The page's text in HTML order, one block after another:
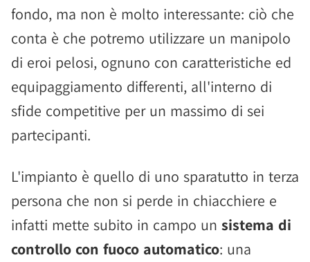
fondo, ma non è molto interessante: ciò che
conta è che potremo utilizzare un manipolo
di eroi pelosi, ognuno con caratteristiche ed
equipaggiamento differenti, all'interno di
sfide competitive per un massimo di sei
partecipanti.
L'impianto è quello di uno sparatutto in terza
persona che non si perde in chiacchiere e
infatti mette subito in campo un sistema di
controllo con fuoco automatico: una